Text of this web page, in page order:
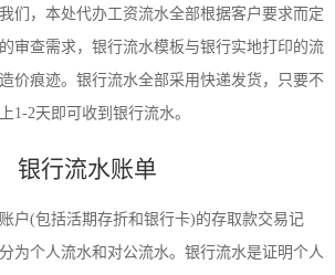
们，本处代办工资流水全部根据客户要求而定
审查需求，银行流水模板与银行实地打印的流
价痕迹。银行流水全部采用快递发货，只要不
1-2天即可收到银行流水。
银行流水账单
户(包括活期存折和银行卡)的存取款交易记
为个人流水和对公流水。银行流水是证明个人